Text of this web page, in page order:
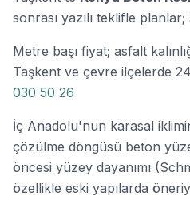
sonrası yazılı teklifle
Metre başı fiyat; asfalt
Taşkent ve çevre ilçelerde
030 50 26
İç Anadolu'nun karasal
çözülme döngüsü beton
öncesi yüzey dayanımı
özellikle eski yapılarda